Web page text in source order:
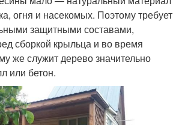
огня и насекомых. Поэтому требует
защитными составами,
сборкой крыльца и во время
же служит дерево значительно
или бетон.